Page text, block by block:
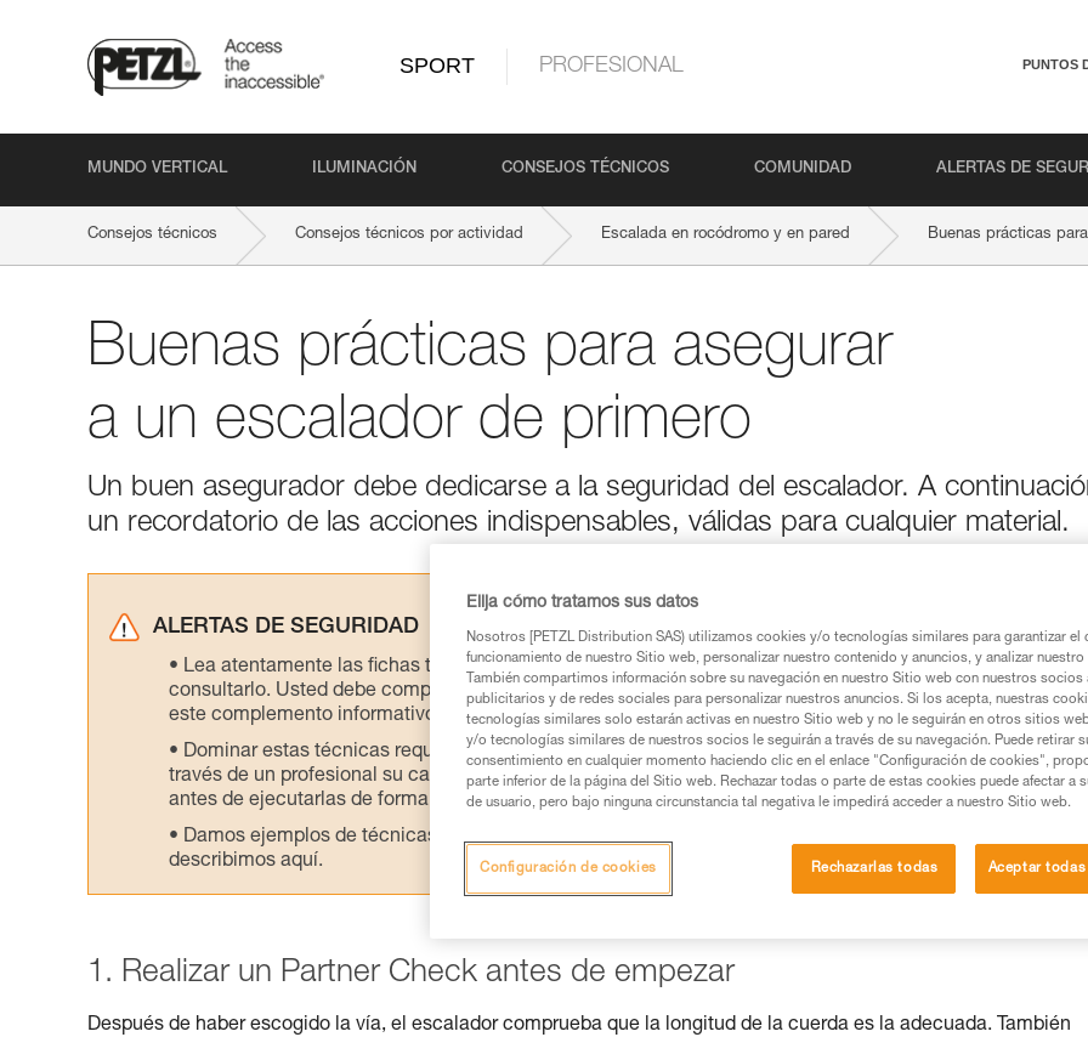
SPORT PROFESIONAL PUNTOS
MUNDO VERTICAL ILUMINACIÓN CONSEJOS TÉCNICOS COMUNIDAD ALERTAS DE
Consejos técnicos Consejos técnicos por actividad Escalada en rocódromo y en pared Buenas prácticas
Buenas prácticas para asegurar
a un escalador de primero
Un buen asegurador debe dedicarse a la seguridad del escalador. A
un recordatorio de las acciones indispensables, válidas para cualquier material.
ALERTAS DE SEGURIDAD
Lea atentamente las fichas técnicas de los productos utilizados en este consejo antes de
consultarlo. Usted debe comprender la información de la ficha técnica para poder comprender
este complemento informativo.
Dominar estas técnicas requiere una formación y un entrenamiento específico. Confirme a
través de un profesional su capacidad para ejecutar estas técnicas, solo y con total seguridad,
antes de ejecutarlas de forma autónoma.
Damos ejemplos de técnicas relacionadas con su actividad. Pueden existir otras que no
describimos aquí.
1. Realizar un Partner Check antes de empezar
Después de haber escogido la vía, el escalador comprueba que la longitud de la cuerda es la adecuada. También
Elija cómo tratamos sus datos
Nosotros [PETZL Distribution SAS) utilizamos cookies y/o tecnologías similares para garantizar el
funcionamiento de nuestro Sitio web, personalizar nuestro contenido y anuncios, y analizar
También compartimos información sobre su navegación en nuestro Sitio web con nuestros socios
publicitarios y de redes sociales para personalizar nuestros anuncios. Si los acepta, nuestras
tecnologías similares solo estarán activas en nuestro Sitio web y no le seguirán en otros sitios
y/o tecnologías similares de nuestros socios le seguirán a través de su navegación. Puede retirar
consentimiento en cualquier momento haciendo clic en el enlace "Configuración de cookies",
parte inferior de la página del Sitio web. Rechazar todas o parte de estas cookies puede afectar a
de usuario, pero bajo ninguna circunstancia tal negativa le impedirá acceder a nuestro Sitio web.
Rechazarlas todas Aceptar
Configuración de cookies